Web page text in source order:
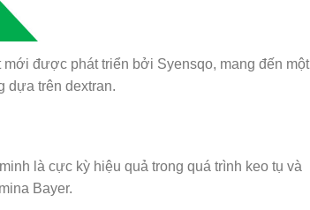
mới được phát triển bởi Syensqo, mang đến một
dựa trên dextran.
là cực kỳ hiệu quả trong quá trình keo tụ và
Bayer.